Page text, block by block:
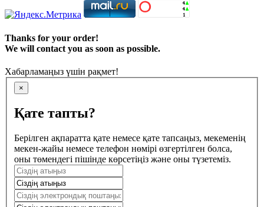
Thanks for your order!
We will contact you as soon as possible.
Хабарламаңыз үшін рақмет!
×
Қате тапты?
Берілген ақпаратта қате немесе қате тапсаңыз, мекеменің
мекен-жайы немесе телефон нөмірі өзгертілген болса,
оны төмендегі пішінде көрсетіңіз және оны түзетеміз.